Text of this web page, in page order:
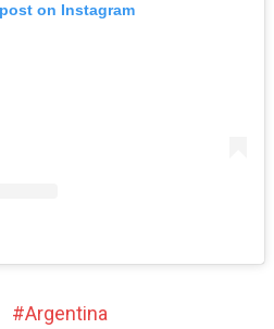
on Instagram
#Argentina